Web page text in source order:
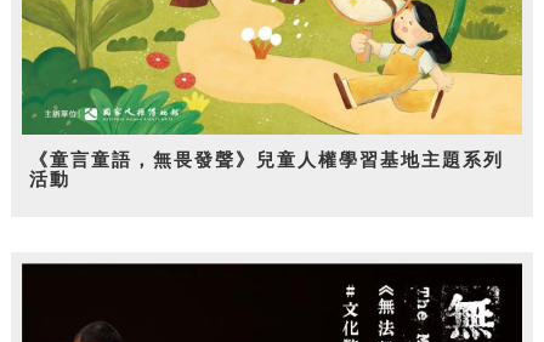
《童言童語，無畏發聲》兒童人權學習基地主題系列
活動